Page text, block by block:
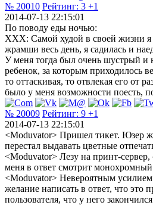
№ 20010 Рейтинг: 3 +1
2014-07-13 22:15:01
По поводу еды ночью:
ХХХ: Самой худой в своей жизни я
жрамши весь день, я садилась и
У меня тогда был очень шустрый и
ребенок, за которым приходилось
то оттаскивая, то отвлекая его от
было у меня возможности поесть,
№ 20009 Рейтинг: 9 +1
2014-07-13 22:15:01
<Moduvator> Пришел тикет. Юзер
перестал выдавать цветные
<Moduvator> Лезу на принт-
меня в ответ смотрит монохромный
<Moduvator> Невероятным
желание написать в ответ, что это
пользователя, что у него